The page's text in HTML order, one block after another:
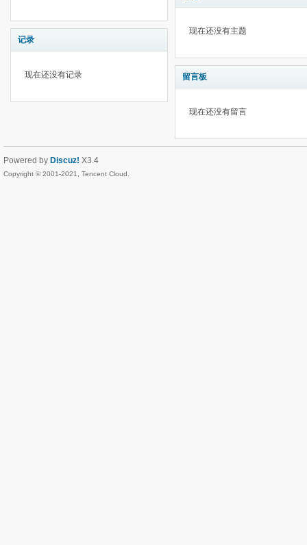
记录
现在还没有记录
现在还没有主题
留言板
现在还没有留言
Powered by Discuz! X3.4
Copyright © 2001-2021, Tencent Cloud.